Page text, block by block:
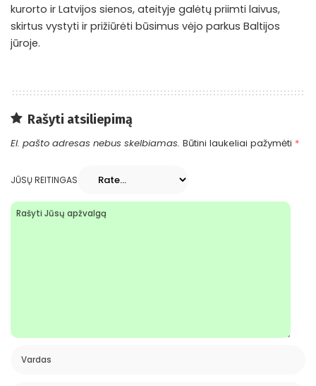
kurorto ir Latvijos sienos, ateityje galėtų priimti laivus,
skirtus vystyti ir prižiūrėti būsimus vėjo parkus Baltijos
jūroje.
Rašyti atsiliepimą
El. pašto adresas nebus skelbiamas. Būtini laukeliai pažymėti *
JŪSŲ REITINGAS